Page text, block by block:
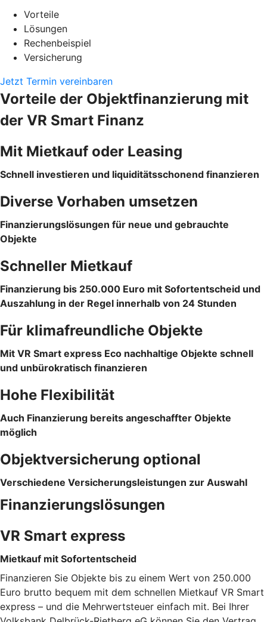
Vorteile
Lösungen
Rechenbeispiel
Versicherung
Jetzt Termin vereinbaren
Vorteile der Objektfinanzierung mit
der VR Smart Finanz
Mit Mietkauf oder Leasing
Schnell investieren und liquiditätsschonend finanzieren
Diverse Vorhaben umsetzen
Finanzierungslösungen für neue und gebrauchte
Objekte
Schneller Mietkauf
Finanzierung bis 250.000 Euro mit Sofortentscheid und
Auszahlung in der Regel innerhalb von 24 Stunden
Für klimafreundliche Objekte
Mit VR Smart express Eco nachhaltige Objekte schnell
und unbürokratisch finanzieren
Hohe Flexibilität
Auch Finanzierung bereits angeschaffter Objekte
möglich
Objektversicherung optional
Verschiedene Versicherungsleistungen zur Auswahl
Finanzierungslösungen
VR Smart express
Mietkauf mit Sofortentscheid
Finanzieren Sie Objekte bis zu einem Wert von 250.000
Euro brutto bequem mit dem schnellen Mietkauf VR Smart
express – und die Mehrwertsteuer einfach mit. Bei Ihrer